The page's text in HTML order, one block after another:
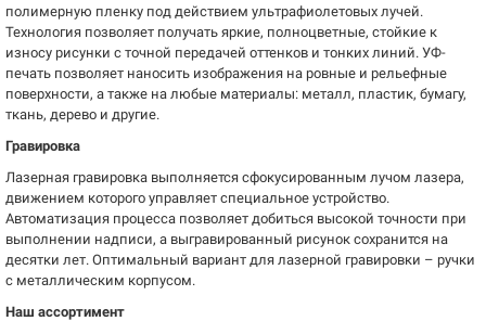
полимерную пленку под действием ультрафиолетовых лучей.
Технология позволяет получать яркие, полноцветные, стойкие к
износу рисунки с точной передачей оттенков и тонких линий. УФ-
печать позволяет наносить изображения на ровные и рельефные
поверхности, а также на любые материалы: металл, пластик, бумагу,
ткань, дерево и другие.
Гравировка
Лазерная гравировка выполняется сфокусированным лучом лазера,
движением которого управляет специальное устройство.
Автоматизация процесса позволяет добиться высокой точности при
выполнении надписи, а выгравированный рисунок сохранится на
десятки лет. Оптимальный вариант для лазерной гравировки – ручки
с металлическим корпусом.
Наш ассортимент